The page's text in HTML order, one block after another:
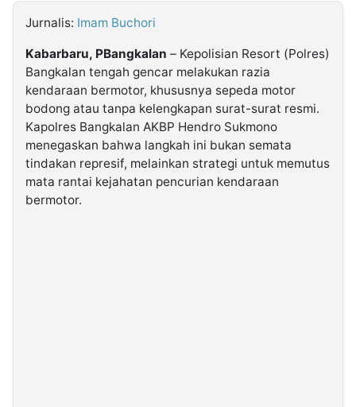
Kabarbaru.co
2026
Jurnalis: Imam Buchori
Kabarbaru, PBangkalan – Kepolisian Resort (Polres)
Bangkalan tengah gencar melakukan razia
kendaraan bermotor, khususnya sepeda motor
bodong atau tanpa kelengkapan surat-surat resmi.
Kapolres Bangkalan AKBP Hendro Sukmono
menegaskan bahwa langkah ini bukan semata
tindakan represif, melainkan strategi untuk memutus
mata rantai kejahatan pencurian kendaraan
bermotor.